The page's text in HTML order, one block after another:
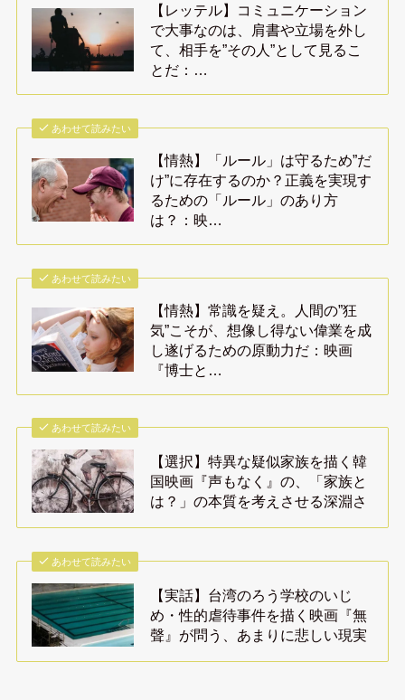
【レッテル】コミュニケーション
で大事なのは、肩書や立場を外し
て、相手を”その人”として見るこ
とだ：…
あわせて読みたい
【情熱】「ルール」は守るため”だ
け”に存在するのか？正義を実現す
るための「ルール」のあり方
は？：映…
あわせて読みたい
【情熱】常識を疑え。人間の”狂
気”こそが、想像し得ない偉業を成
し遂げるための原動力だ：映画
『博士と…
あわせて読みたい
【選択】特異な疑似家族を描く韓
国映画『声もなく』の、「家族と
は？」の本質を考えさせる深淵さ
あわせて読みたい
【実話】台湾のろう学校のいじ
め・性的虐待事件を描く映画『無
聲』が問う、あまりに悲しい現実